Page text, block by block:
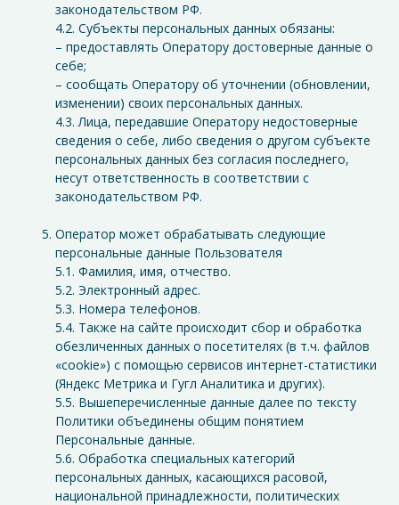
законодательством РФ.
4.2. Субъекты персональных данных обязаны:
– предоставлять Оператору достоверные данные о
себе;
– сообщать Оператору об уточнении (обновлении,
изменении) своих персональных данных.
4.3. Лица, передавшие Оператору недостоверные
сведения о себе, либо сведения о другом субъекте
персональных данных без согласия последнего,
несут ответственность в соответствии с
законодательством РФ.
Оператор может обрабатывать следующие
персональные данные Пользователя
5.1. Фамилия, имя, отчество.
5.2. Электронный адрес.
5.3. Номера телефонов.
5.4. Также на сайте происходит сбор и обработка
обезличенных данных о посетителях (в т.ч. файлов
«cookie») с помощью сервисов интернет-статистики
(Яндекс Метрика и Гугл Аналитика и других).
5.5. Вышеперечисленные данные далее по тексту
Политики объединены общим понятием
Персональные данные.
5.6. Обработка специальных категорий
персональных данных, касающихся расовой,
национальной принадлежности, политических